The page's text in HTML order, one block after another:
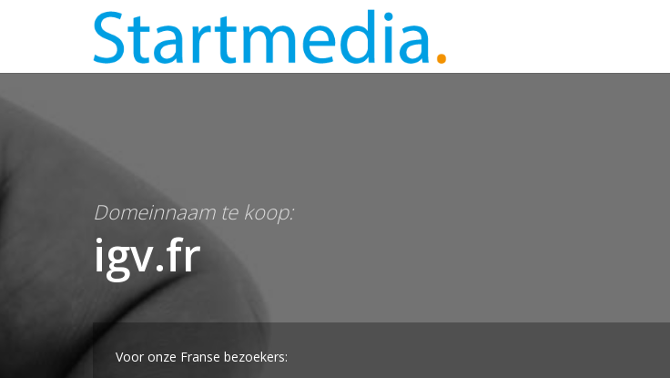
Domeinnaam te koop:
igv.fr
Voor onze Franse bezoekers: